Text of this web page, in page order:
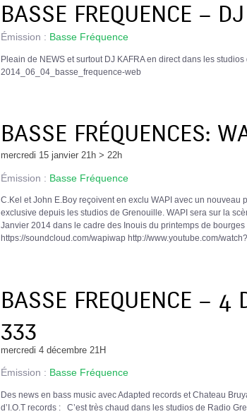
BASSE FREQUENCE –
Émission : Basse Fréquence
Pleain de NEWS et surtout DJ KAFRA en direct dans les
2014_06_04_basse_frequence-web
BASSE FRÉQUENCES:
mercredi 15 janvier 21h > 22h
Émission : Basse Fréquence
C.Kel et John E.Boy reçoivent en exclu WAPI avec un nouveau
exclusive depuis les studios de Grenouille. WAPI sera sur la
Janvier 2014 dans le cadre des Inouis du printemps de
https://soundcloud.com/wapiwap http://www.youtube.com/
BASSE FREQUENCE – 4
333
mercredi 4 décembre 21H
Émission : Basse Fréquence
Des news en bass music avec Adapted records et Chateau
d’I.O.T records : C’est très chaud dans les studios de Radio